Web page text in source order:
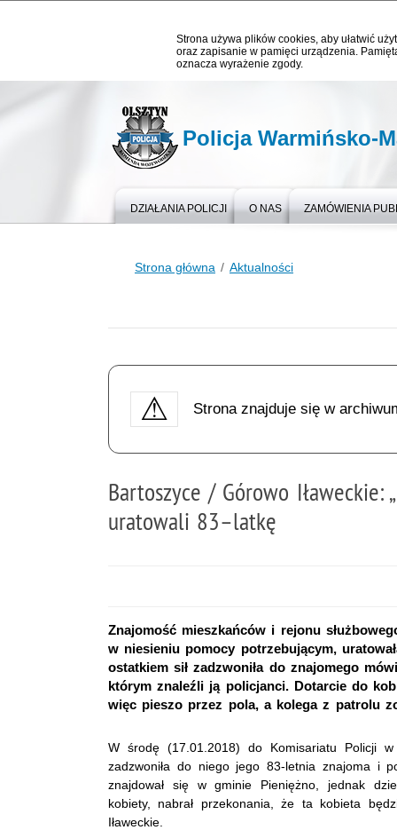
Strona używa plików cookies, aby ułatwić
oraz zapisanie w pamięci urządzenia.
oznacza wyrażenie zgody.
Policja Warmińsko-
DZIAŁANIA POLICJI O NAS ZAMÓWIENIA
Strona główna Aktualności
Strona znajduje się w
Bartoszyce / Górowo Iławeckie:
uratowali 83–latkę
Znajomość mieszkańców i rejonu
w niesieniu pomocy potrzebującym,
ostatkiem sił zadzwoniła do znajomego
którym znaleźli ją policjanci. Dotarcie do
więc pieszo przez pola, a kolega z patrolu
W środę (17.01.2018) do Komisariatu Policji
zadzwoniła do niego jego 83-letnia znajoma i
znajdował się w gminie Pieniężno, jednak
kobiety, nabrał przekonania, że ta kobieta
Iławeckie.